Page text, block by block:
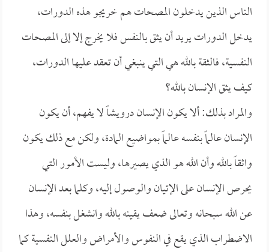
الناس الذين يدخلون المصحات هم خريجو هذه الدورات،
يدخل الدورات يريد أن يثق بالنفس فلا يخرج إلا إلى المصحات
النفسية، فالثقة بالله هي التي ينبغي أن تعقد عليها الدورات،
كيف يثق الإنسان بالله؟
والمراد بذلك: ألا يكون الإنسان درويشاً لا يفهم، أن يكون
الإنسان عالماً بنفسه عالماً بمواضيع المادة، ولكن مع ذلك يكون
واثقاً بالله وأن الله هو الذي يصيرها، وليست الأمور التي
يحرص الإنسان على الإتيان والوصول إليه، وكلما بعد الإنسان
عن الله سبحانه وتعالى ضعف يقينه بالله وانشغل بنفسه، وهذا
الاضطراب الذي يقع في النفوس والأمراض والعلل النفسية كما